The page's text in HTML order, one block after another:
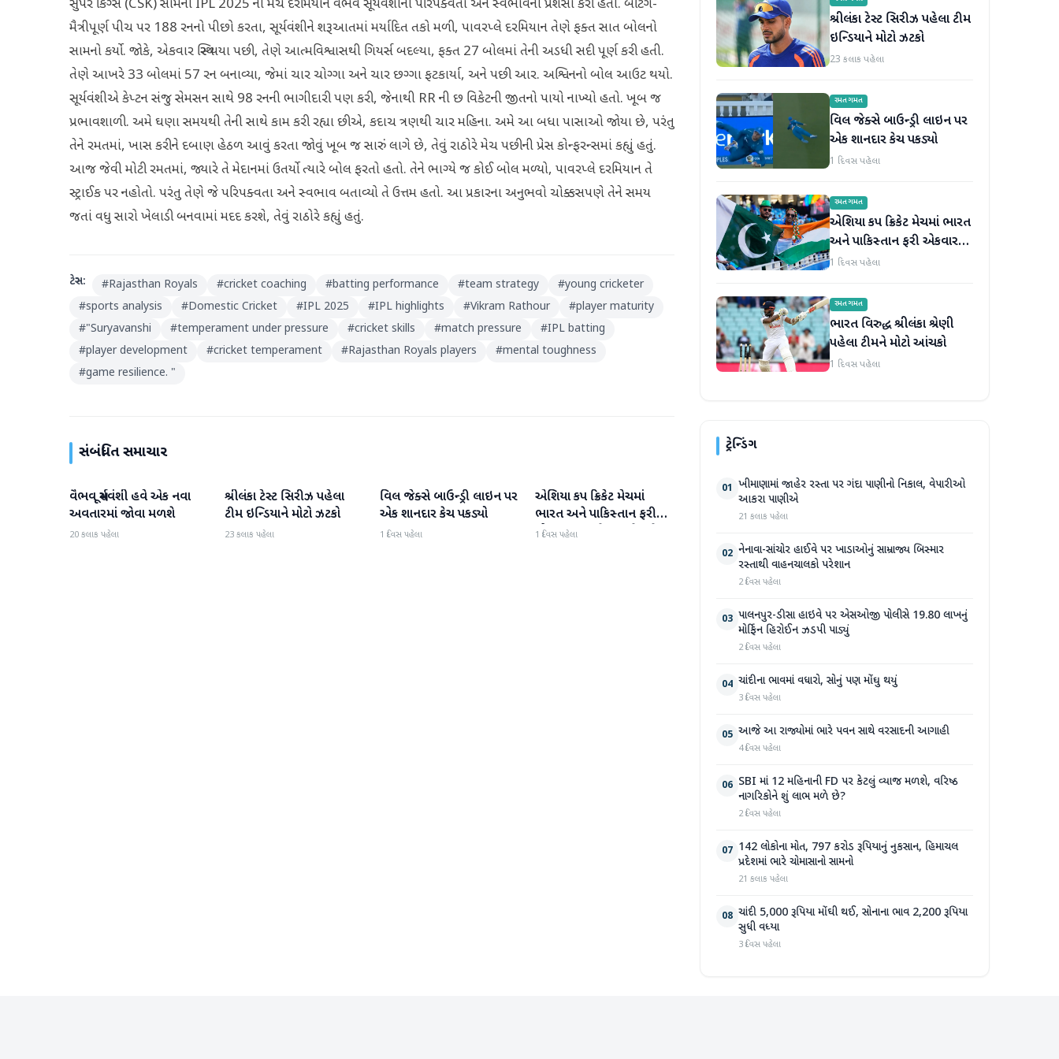
સુપર કિંગ્સ (CSK) સામેની IPL 2025 ની મેચ દરમિયાન વૈભવ સૂર્યવંશીની પરિપક્વતા અને સ્વભાવની પ્રશંસા કરી હતી. બેટિંગ-
મૈત્રીપૂર્ણ પીચ પર 188 રનનો પીછો કરતા, સૂર્યવંશીને શરૂઆતમાં મર્યાદિત તકો મળી, પાવરપ્લે દરમિયાન તેણે ફક્ત સાત બોલનો
સામનો કર્યો. જોકે, એકવાર સ્થિર થયા પછી, તેણે આત્મવિશ્વાસથી ગિયર્સ બદલ્યા, ફક્ત 27 બોલમાં તેની અડધી સદી પૂર્ણ કરી હતી.
તેણે આખરે 33 બોલમાં 57 રન બનાવ્યા, જેમાં ચાર ચોગ્ગા અને ચાર છગ્ગા ફટકાર્યા, અને પછી આર. અશ્વિનનો બોલ આઉટ થયો.
સૂર્યવંશીએ કેપ્ટન સંજુ સેમસન સાથે 98 રનની ભાગીદારી પણ કરી, જેનાથી RR ની છ વિકેટની જીતનો પાયો નાખ્યો હતો. ખૂબ જ
પ્રભાવશાળી. અમે ઘણા સમયથી તેની સાથે કામ કરી રહ્યા છીએ, કદાચ ત્રણથી ચાર મહિના. અમે આ બધા પાસાઓ જોયા છે, પરંતુ
તેને રમતમાં, ખાસ કરીને દબાણ હેઠળ આવું કરતા જોવું ખૂબ જ સારું લાગે છે, તેવું રાઠોરે મેચ પછીની પ્રેસ કોન્ફરન્સમાં કહ્યું હતું.
આજ જેવી મોટી રમતમાં, જ્યારે તે મેદાનમાં ઉતર્યો ત્યારે બોલ ફરતો હતો. તેને ભાગ્યે જ કોઈ બોલ મળ્યો, પાવરપ્લે દરમિયાન તે
સ્ટ્રાઈક પર નહોતો. પરંતુ તેણે જે પરિપક્વતા અને સ્વભાવ બતાવ્યો તે ઉત્તમ હતો. આ પ્રકારના અનુભવો ચોક્કસપણે તેને સમય
જતાં વધુ સારો ખેલાડી બનવામાં મદદ કરશે, તેવું રાઠોરે કહ્યું હતું.
ટેગ્સ: #Rajasthan Royals #cricket coaching #batting performance #team strategy #young cricketer
#sports analysis #Domestic Cricket #IPL 2025 #IPL highlights #Vikram Rathour #player maturity
#"Suryavanshi #temperament under pressure #cricket skills #match pressure #IPL batting
#player development #cricket temperament #Rajasthan Royals players #mental toughness
#game resilience. "
સંબંધિત સમાચાર
રમતગમત
વૈભવ સૂર્યવંશી હવે એક નવા
અવતારમાં જોવા મળશે
20 કલાક પહેલા
રમતગમત
શ્રીલંકા ટેસ્ટ સિરીઝ પહેલા
ટીમ ઇન્ડિયાને મોટો ઝટકો
23 કલાક પહેલા
રમતગમત
વિલ જેક્સે બાઉન્ડ્રી લાઇન પર
એક શાનદાર કેચ પકડ્યો
1 દિવસ પહેલા
રમતગમત
એશિયા કપ ક્રિકેટ મેચમાં
ભારત અને પાકિસ્તાન ફરી
એકવાર આમને-સામને થશે
1 દિવસ પહેલા
શ્રીલંકા ટેસ્ટ સિરીઝ પહેલા ટીમ
ઇન્ડિયાને મોટો ઝટકો
23 કલાક પહેલા
રમતગમત
વિલ જેક્સે બાઉન્ડ્રી લાઇન પર
એક શાનદાર કેચ પકડ્યો
1 દિવસ પહેલા
રમતગમત
એશિયા કપ ક્રિકેટ મેચમાં ભારત
અને પાકિસ્તાન ફરી એકવાર
આમને-સામને થશે
1 દિવસ પહેલા
રમતગમત
ભારત વિરુદ્ધ શ્રીલંકા શ્રેણી
પહેલા ટીમને મોટો આંચકો
1 દિવસ પહેલા
ટ્રેન્ડિંગ
01 ખીમાણામાં જાહેર રસ્તા પર ગંદા પાણીનો નિકાલ, વેપારીઓ
આકરા પાણીએ
21 કલાક પહેલા
02 નેનાવા-સાંચોર હાઈવે પર ખાડાઓનું સામ્રાજ્ય બિસ્માર
રસ્તાથી વાહનચાલકો પરેશાન
2 દિવસ પહેલા
03 પાલનપુર-ડીસા હાઇવે પર એસઓજી પોલીસે 19.80 લાખનું
મોર્ફિન હિરોઈન ઝડપી પાડ્યું
2 દિવસ પહેલા
04 ચાંદીના ભાવમાં વધારો, સોનું પણ મોંઘુ થયું
3 દિવસ પહેલા
05 આજે આ રાજ્યોમાં ભારે પવન સાથે વરસાદની આગાહી
4 દિવસ પહેલા
06 SBI માં 12 મહિનાની FD પર કેટલું વ્યાજ મળશે, વરિષ્ઠ
નાગરિકોને શું લાભ મળે છે?
2 દિવસ પહેલા
07 142 લોકોના મોત, 797 કરોડ રૂપિયાનું નુકસાન, હિમાચલ
પ્રદેશમાં ભારે ચોમાસાનો સામનો
21 કલાક પહેલા
08 ચાંદી 5,000 રૂપિયા મોંઘી થઈ, સોનાના ભાવ 2,200 રૂપિયા
સુધી વધ્યા
3 દિવસ પહેલા